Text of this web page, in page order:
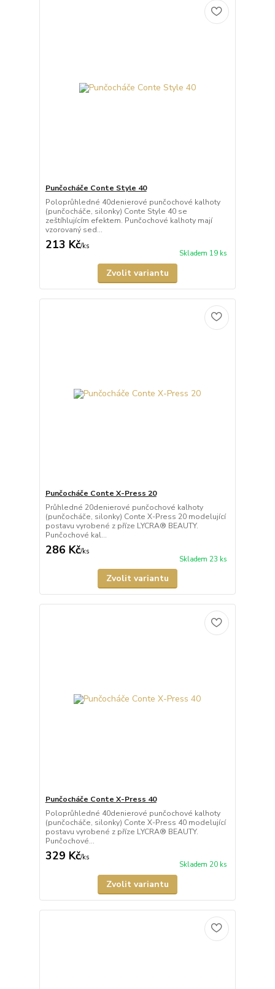
Punčocháče Conte Style 40
Poloprůhledné 40denierové punčochové kalhoty
(punčocháče, silonky) Conte Style 40 se
zeštíhlujícím efektem. Punčochové kalhoty mají
vzorovaný sed...
213 Kč/ks
Skladem 19 ks
Zvolit variantu
Punčocháče Conte X-Press 20
Průhledné 20denierové punčochové kalhoty
(punčocháče, silonky) Conte X-Press 20 modelující
postavu vyrobené z příze LYCRA® BEAUTY.
Punčochové kal...
286 Kč/ks
Skladem 23 ks
Zvolit variantu
Punčocháče Conte X-Press 40
Poloprůhledné 40denierové punčochové kalhoty
(punčocháče, silonky) Conte X-Press 40 modelující
postavu vyrobené z příze LYCRA® BEAUTY.
Punčochové...
329 Kč/ks
Skladem 20 ks
Zvolit variantu